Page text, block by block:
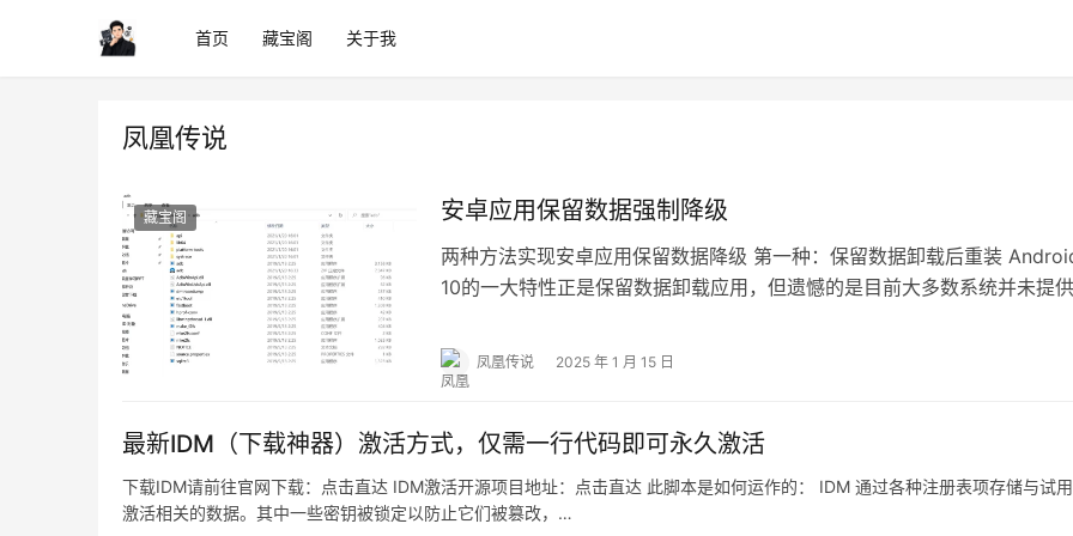
首页 藏宝阁 关于我
凤凰传说
藏宝阁 安卓应用保留数据强制降级
两种方法实现安卓应用保留数据降级 第一种：保留数据卸载后重装
10的一大特性正是保留数据卸载应用，但遗憾的是目前大多数系统并未提
凤凰传说 2025 年 1 月 15 日
最新IDM（下载神器）激活方式，仅需一行代码即可永久激活
下载IDM请前往官网下载：点击直达 IDM激活开源项目地址：点击直达 此脚本是如何运作的： IDM 通过各种注册表项存储与试
激活相关的数据。其中一些密钥被锁定以防止它们被篡改，…